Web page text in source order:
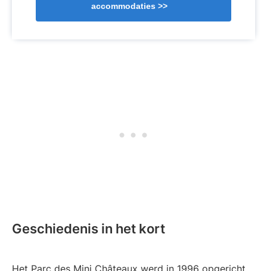
accommodaties >>
Geschiedenis in het kort